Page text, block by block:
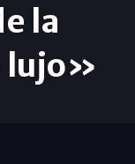
la
lujo»